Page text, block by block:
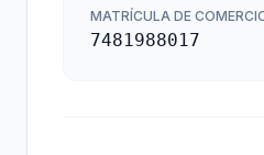
MATRÍCULA DE
7481988017